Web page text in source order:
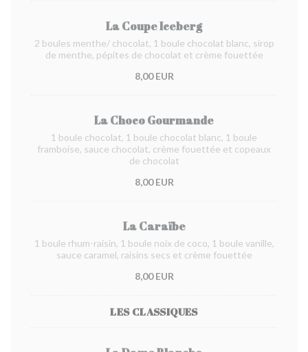
La Coupe Iceberg
2 boules menthe/ chocolat, 1 boule chocolat blanc, sirop
de menthe, pépites de chocolat et crème fouettée
8,00 EUR
La Choco Gourmande
1 boule chocolat, 1 boule chocolat blanc, 1 boule
framboise, sauce chocolat, crème fouettée et copeaux
de chocolat
8,00 EUR
La Caraïbe
1 boule rhum-raisin, 1 boule noix de coco, 1 boule vanille,
sauce caramel, raisins secs et crème fouettée
8,00 EUR
LES CLASSIQUES